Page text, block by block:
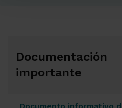
Documentación
importante
Documento informativo